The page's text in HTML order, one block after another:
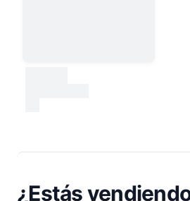
¿Estás